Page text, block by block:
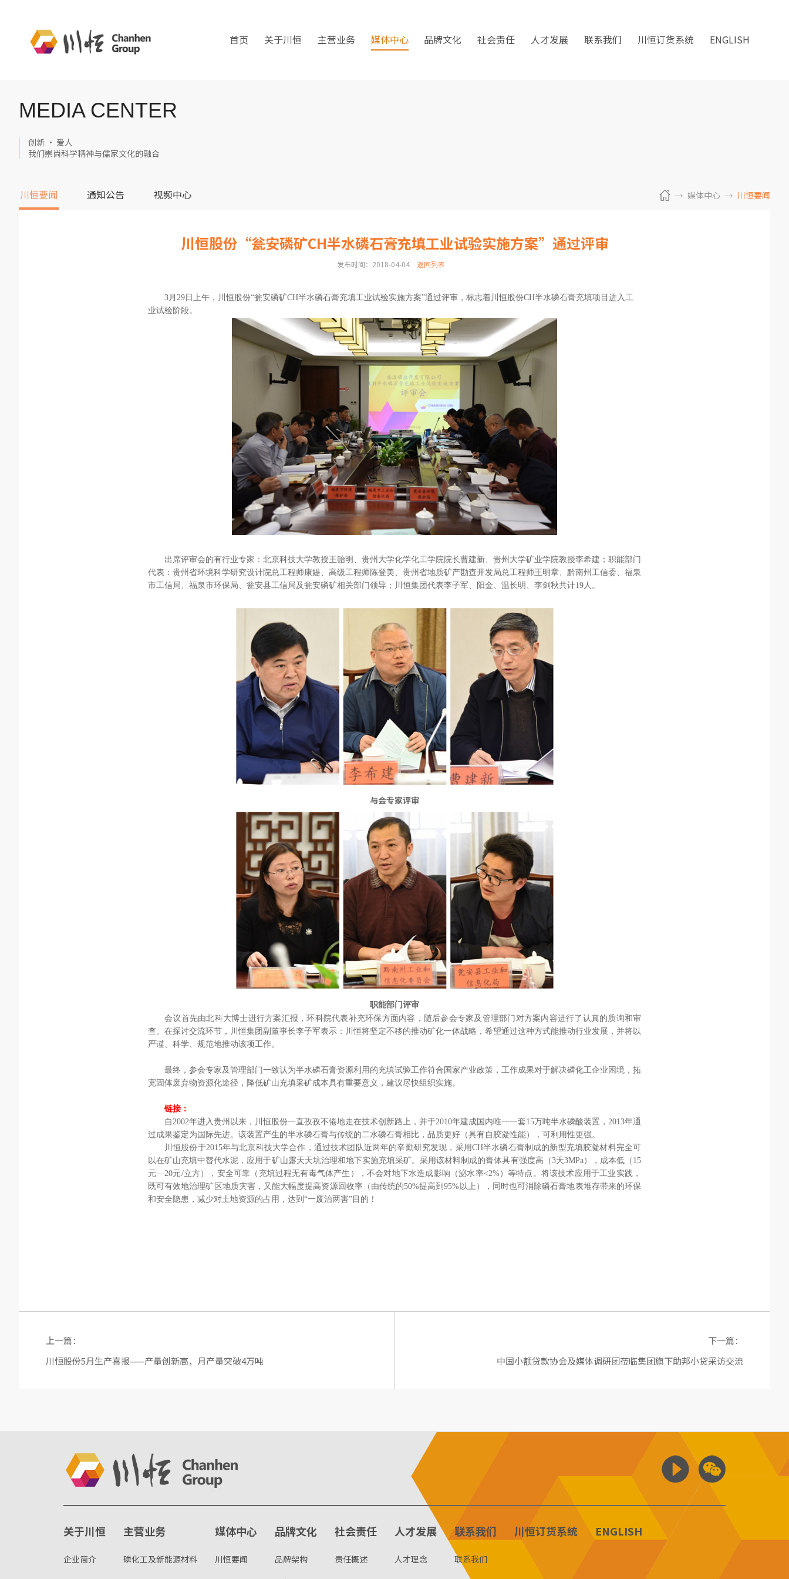
首页 关于川恒 主营业务 媒体中心 品牌文化 社会责任 人才发展 联系我们 川恒订货系统 ENGLISH
MEDIA CENTER
创新 · 爱人
我们崇尚科学精神与儒家文化的融合
川恒要闻 通知公告 视频中心 媒体中心 川恒要闻
川恒股份“瓮安磷矿CH半水磷石膏充填工业试验实施方案”通过评审
发布时间：2018-04-04 返回列表
3月29日上午，川恒股份“瓮安磷矿CH半水磷石膏充填工业试验实施方案”通过评审，标志着川恒股份CH半水磷石膏充填项目进入工
业试验阶段。
出席评审会的有行业专家：北京科技大学教授王贻明、贵州大学化学化工学院院长曹建新、贵州大学矿业学院教授李希建；职能部门
代表：贵州省环境科学研究设计院总工程师康媞、高级工程师陈登美、贵州省地质矿产勘查开发局总工程师王明章、黔南州工信委、福泉
市工信局、福泉市环保局、瓮安县工信局及瓮安磷矿相关部门领导；川恒集团代表李子军、阳金、温长明、李剑秋共计19人。
与会专家评审
职能部门评审
会议首先由北科大博士进行方案汇报，环科院代表补充环保方面内容，随后参会专家及管理部门对方案内容进行了认真的质询和审
查。 在探讨交流环节，川恒集团副董事长李子军表示：川恒将坚定不移的推动矿化一体战略，希望通过这种方式能推动行业发展，并将以
严谨、科学、规范地推动该项工作。
最终，参会专家及管理部门一致认为半水磷石膏资源利用的充填试验工作符合国家产业政策，工作成果对于解决磷化工企业困境，拓
宽固体废弃物资源化途径，降低矿山充填采矿成本具有重要意义，建议尽快组织实施。
链接：
自2002年进入贵州以来，川恒股份一直孜孜不倦地走在技术创新路上，并于2010年建成国内唯一一套15万吨半水磷酸装置，2013年通
过成果鉴定为国际先进。该装置产生的半水磷石膏与传统的二水磷石膏相比，品质更好（具有自胶凝性能），可利用性更强。
川恒股份于2015年与北京科技大学合作，通过技术团队近两年的辛勤研究发现，采用CH半水磷石膏制成的新型充填胶凝材料完全可
以在矿山充填中替代水泥，应用于矿山露天天坑治理和地下实施充填采矿。采用该材料制成的膏体具有强度高（3天3MPa），成本低（15
元—20元/立方），安全可靠（充填过程无有毒气体产生），不会对地下水造成影响（泌水率<2%）等特点。将该技术应用于工业实践，
既可有效地治理矿区地质灾害，又能大幅度提高资源回收率（由传统的50%提高到95%以上），同时也可消除磷石膏地表堆存带来的环保
和安全隐患，减少对土地资源的占用，达到“一废治两害”目的！
上一篇：
川恒股份5月生产喜报——产量创新高，月产量突破4万吨
下一篇：
中国小额贷款协会及媒体调研团莅临集团旗下助邦小贷采访交流
关于川恒
企业简介
主营业务
磷化工及新能源材料
媒体中心
川恒要闻
品牌文化
品牌架构
社会责任
责任概述
人才发展
人才理念
联系我们
联系我们
川恒订货系统 ENGLISH